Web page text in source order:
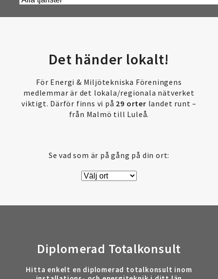
Det händer lokalt!
För Energi & Miljötekniska Föreningens
medlemmar är det lokala/regionala nätverket
viktigt. Därför finns vi på 29 orter landet runt –
från Malmö till Luleå.
Se vad som är på gång på din ort:
Diplomerad Totalkonsult
Hitta enkelt en diplomerad totalkonsult inom